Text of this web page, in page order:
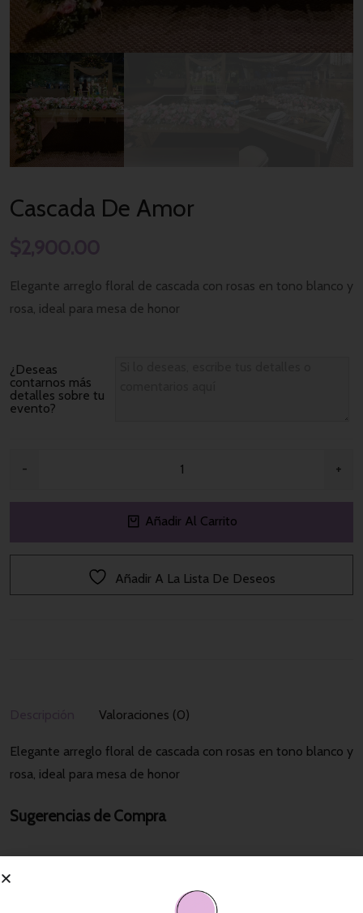
Cascada De Amor
Elegante arreglo floral de cascada con rosas en tono blanco y
rosa, ideal para mesa de honor
¿Deseas
contarnos más
detalles sobre tu
evento?
Añadir Al Carrito
Añadir A La Lista De Deseos
Valoraciones (0)
Elegante arreglo floral de cascada con rosas en tono blanco y
rosa, ideal para mesa de honor
Sugerencias de Compra